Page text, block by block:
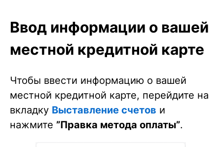
Ввод информации о вашей
местной кредитной карте
Чтобы ввести информацию о вашей
местной кредитной карте, перейдите на
вкладку Выставление счетов и
нажмите ”Правка метода оплаты”.